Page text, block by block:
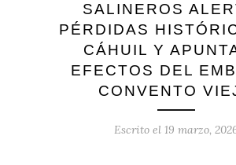
SALINEROS
PÉRDIDAS
CÁHUIL Y
EFECTOS DEL
CONVENTO
Escrito el 19 marzo,